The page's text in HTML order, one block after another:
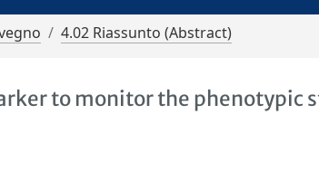
4.02 Riassunto (Abstract)
to monitor the phenotypic